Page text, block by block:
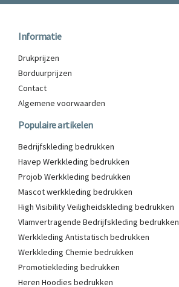
Informatie
Drukprijzen
Borduurprijzen
Contact
Algemene voorwaarden
Populaire artikelen
Bedrijfskleding bedrukken
Havep Werkkleding bedrukken
Projob Werkkleding bedrukken
Mascot werkkleding bedrukken
High Visibility Veiligheidskleding bedrukken
Vlamvertragende Bedrijfskleding bedrukken
Werkkleding Antistatisch bedrukken
Werkkleding Chemie bedrukken
Promotiekleding bedrukken
Heren Hoodies bedrukken